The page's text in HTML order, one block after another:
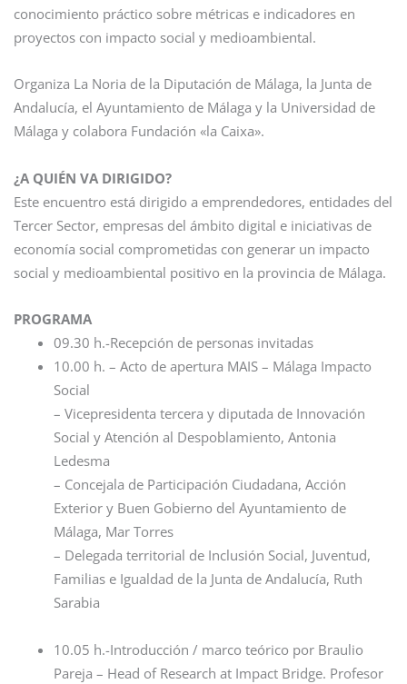
conocimiento práctico sobre métricas e indicadores en
proyectos con impacto social y medioambiental.
Organiza La Noria de la Diputación de Málaga, la Junta de
Andalucía, el Ayuntamiento de Málaga y la Universidad de
Málaga y colabora Fundación «la Caixa».
¿A QUIÉN VA DIRIGIDO?
Este encuentro está dirigido a emprendedores, entidades del
Tercer Sector, empresas del ámbito digital e iniciativas de
economía social comprometidas con generar un impacto
social y medioambiental positivo en la provincia de Málaga.
PROGRAMA
09.30 h.-​Recepción de personas invitadas
10.00 h. – ​Acto de apertura MAIS – Málaga Impacto
Social
– Vicepresidenta tercera y diputada de Innovación
Social y Atención al Despoblamiento, Antonia
Ledesma
– Concejala de Participación Ciudadana, Acción
Exterior y Buen Gobierno del Ayuntamiento de
Málaga, Mar Torres
– Delegada territorial de Inclusión Social, Juventud,
Familias e Igualdad de la Junta de Andalucía, Ruth
Sarabia
10.05 h.-​Introducción / marco teórico por Braulio
Pareja – Head of Research at Impact Bridge. Profesor